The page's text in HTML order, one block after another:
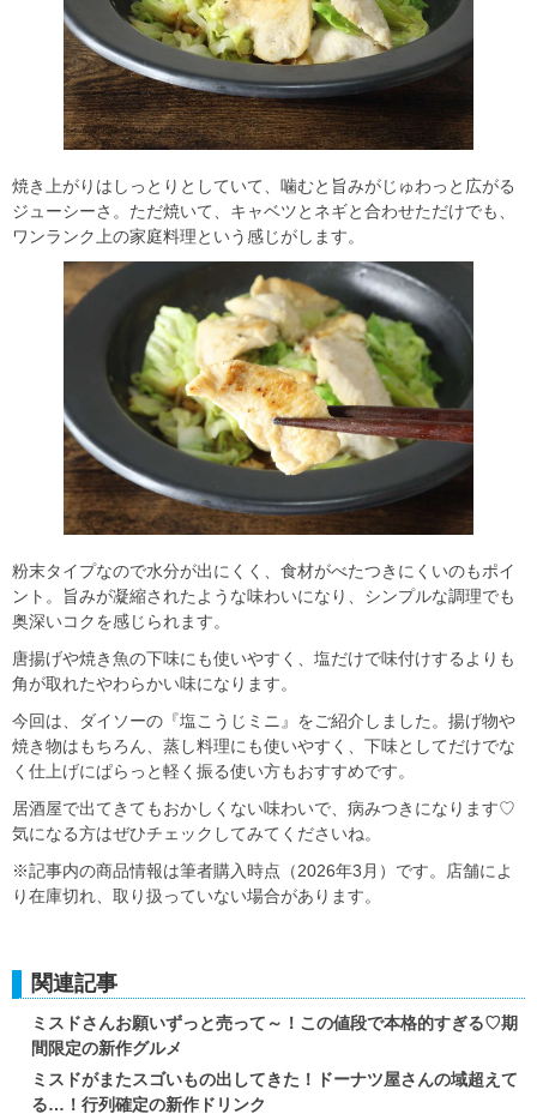
焼き上がりはしっとりとしていて、噛むと旨みがじゅわっと広がる
ジューシーさ。ただ焼いて、キャベツとネギと合わせただけでも、
ワンランク上の家庭料理という感じがします。
粉末タイプなので水分が出にくく、食材がべたつきにくいのもポイ
ント。旨みが凝縮されたような味わいになり、シンプルな調理でも
奥深いコクを感じられます。
唐揚げや焼き魚の下味にも使いやすく、塩だけで味付けするよりも
角が取れたやわらかい味になります。
今回は、ダイソーの『塩こうじミニ』をご紹介しました。揚げ物や
焼き物はもちろん、蒸し料理にも使いやすく、下味としてだけでな
く仕上げにぱらっと軽く振る使い方もおすすめです。
居酒屋で出てきてもおかしくない味わいで、病みつきになります♡
気になる方はぜひチェックしてみてくださいね。
※記事内の商品情報は筆者購入時点（2026年3月）です。店舗によ
り在庫切れ、取り扱っていない場合があります。
関連記事
ミスドさんお願いずっと売って～！この値段で本格的すぎる♡期
間限定の新作グルメ
ミスドがまたスゴいもの出してきた！ドーナツ屋さんの域超えて
る…！行列確定の新作ドリンク